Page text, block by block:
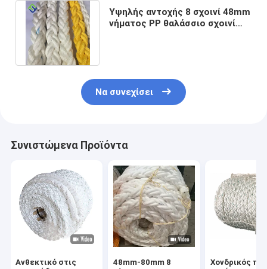
Υψηλής αντοχής 8 σχοινί 48mm
νήματος PP θαλάσσιο σχοινί
Να συνεχίσει
Συνιστώμενα Προϊόντα
Ανθεκτικό στις
48mm-80mm 8
Χονδρικός